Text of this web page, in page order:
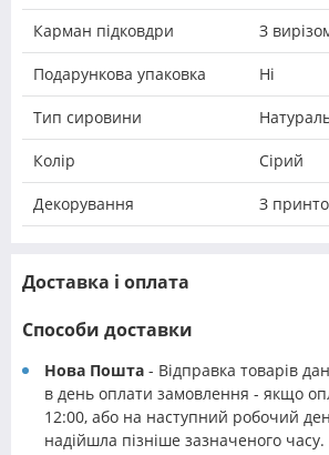
Карман підковдри З
Подарункова упаковка Ні
Тип сировини
Колір Сірий
Декорування З
Доставка і оплата
Способи доставки
Нова Пошта - Відправка товарів
в день оплати замовлення - якщо
12:00, або на наступний робочий
надійшла пізніше зазначеного часу.